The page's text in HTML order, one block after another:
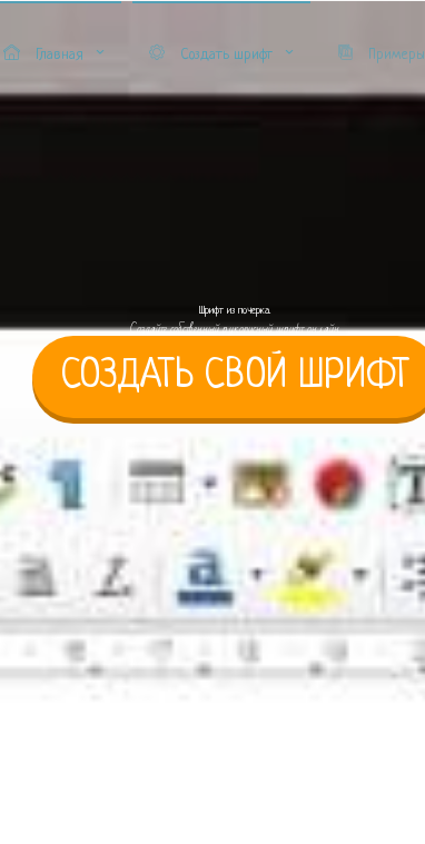
Примеры
Создать шрифт
Главная
Шрифт из почерка.
Создайте собственный рукописный шрифт онлайн.
СОЗДАТЬ СВОЙ ШРИФТ